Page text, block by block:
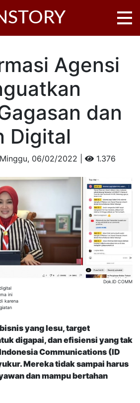
Agensi
dan
Digital
06/02/2022 | 1.376
ini
karena
Dok.ID COMM
yang lesu, target
digapai, dan efisiensi yang tak
Communications (ID
Mereka tidak sampai harus
dan mampu bertahan